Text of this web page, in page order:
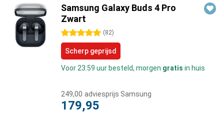
Samsung Galaxy Buds 4 Pro
Zwart
5 sterren (82)
Scherp geprijsd
Voor 23:59 uur besteld, morgen gratis in huis
249,00 adviesprijs Samsung
179,95